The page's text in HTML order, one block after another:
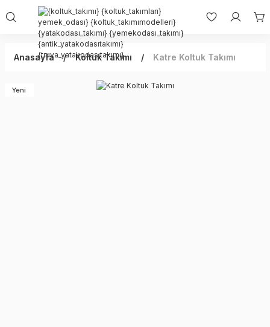
Anasayfa Koltuk Takımı Katre Koltuk Takımı
Yeni